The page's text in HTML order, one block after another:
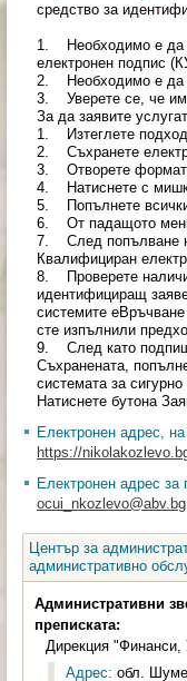
средство за
1. Необходимо е да
електронен подпис
2. Необходимо е да
3. Уверете се, че
За да заявите
1. Изтеглете
2. Съхранете
3. Отворете
4. Натиснете с
5. Попълнете
6. От падащото меню
7. След попълване
Квалифициран
8. Проверете
идентифициращ
системите
сте изпълнили
9. След като
Съхранената,
системата за
Натиснете бутона
Електронен адрес,
https://
Електронен адрес за
ocui_nkozlevo@abv.bg
Център за
административно
Административни
преписката:
Дирекция "Финанси,
Адрес: обл.